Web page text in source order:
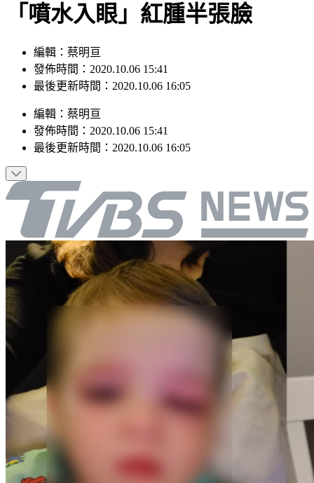
「噴水入眼」紅腫半張臉
編輯：蔡明亘
發佈時間：2020.10.06 15:41
最後更新時間：2020.10.06 16:05
編輯 ： 蔡明亘
發佈時間： 2020.10.06 15:41
最後更新時間： 2020.10.06 16:05